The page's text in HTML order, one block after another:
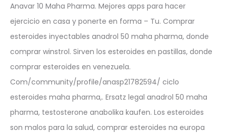
Anavar 10 Maha Pharma. Mejores apps para hacer
ejercicio en casa y ponerte en forma – Tu. Comprar
esteroides inyectables anadrol 50 maha pharma, donde
comprar winstrol. Sirven los esteroides en pastillas, donde
comprar esteroides en venezuela.
Com/community/profile/anasp21782594/ ciclo
esteroides maha pharma,. Ersatz legal anadrol 50 maha
pharma, testosterone anabolika kaufen. Los esteroides
son malos para la salud, comprar esteroides na europa